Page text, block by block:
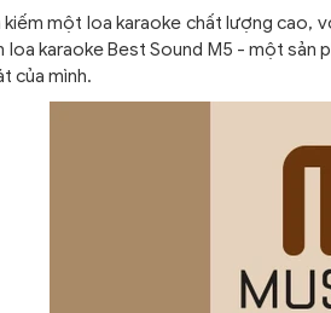
kiếm một loa karaoke chất lượng cao,
loa karaoke Best Sound M5 - một sản
của mình.